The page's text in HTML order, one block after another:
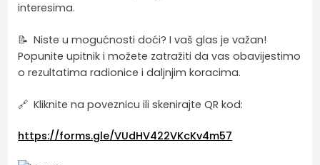
interesima.
📝 Niste u mogućnosti doći? I vaš glas je važan!
Popunite upitnik i možete zatražiti da vas obavijestimo
o rezultatima radionice i daljnjim koracima.
🔗 Kliknite na poveznicu ili skenirajte QR kod:
https://forms.gle/VUdHV422VKcKv4m57